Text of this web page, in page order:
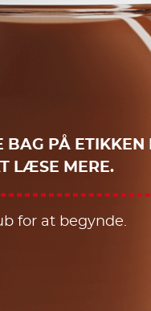
BAG PÅ ETIKKEN
LÆSE MERE.
for at begynde.